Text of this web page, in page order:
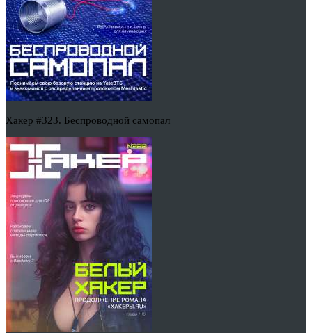
Хакер #323. Беспроводной самопал